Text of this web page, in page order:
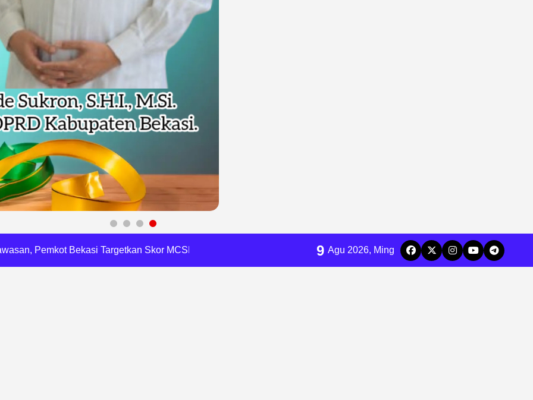
Kali Cileungsi, Kualitas Air Lampaui Baku Mutu
Matematika Internasional di Malaysia
Tata Kelola Minyak ke Penuntut Umum
Undangan HUT RI dari Presiden Prabowo
Pilkades Jejalen Jaya, Serukan Pemilu Damai
Tirta Patriot Minta Maaf atas Penurunan Kualitas Air
Pemkot Bekasi Targetkan Skor MCSP KPK Naik
Harli Siregar Perkuat SDM Penegak Hukum 9 Agu 2026, Ming